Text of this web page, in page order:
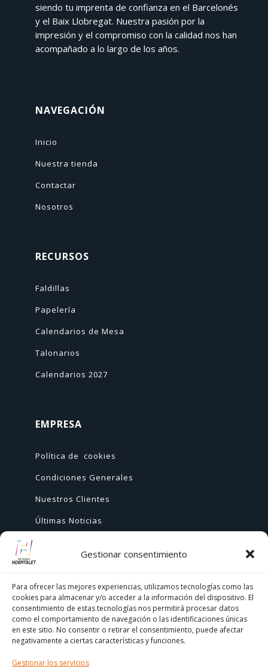
Gestionar consentimiento
Para ofrecer las mejores experiencias, utilizamos tecnologías como las
cookies para almacenar y/o acceder a la información del dispositivo. El
consentimiento de estas tecnologías nos permitirá procesar datos
como el comportamiento de navegación o las identificaciones únicas
en este sitio. No consentir o retirar el consentimiento, puede afectar
negativamente a ciertas características y funciones.
Gestionar los servicios
siendo tu imprenta de confianza en el Barcelonés
y el Baix Llobregat. Nuestra pasión por la
impresión y el compromiso con la calidad nos han
acompañado a lo largo de los años.
NAVEGACIÓN
Inicio
Nuestra tienda
Contactar
Nosotros
RECURSOS
Faldillas
Papelería
Calendarios de Mesa
Talonarios
Calendarios 2027
EMPRESA
Política de cookies
Condiciones Generales
Nuestros Clientes
Últimas Noticias
 + 34 933 776 255
 ch@comercialhospitalet.com
Carrer de Joan Fiveller, 24, BAJO, 08940